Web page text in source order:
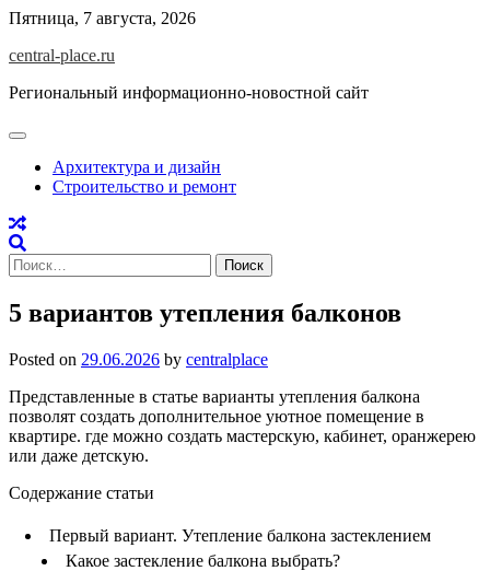
Skip
content
Пятница, 7 августа, 2026
central-place.ru
Региональный информационно-новостной сайт
Архитектура и дизайн
Строительство и ремонт
Найти:
5 вариантов утепления балконов
Posted on 29.06.2026 by centralplace
Представленные в статье варианты утепления балкона
позволят создать дополнительное уютное помещение в
квартире. где можно создать мастерскую, кабинет, оранжерею
или даже детскую.
Содержание статьи
Первый вариант. Утепление балкона застеклением
Какое застекление балкона выбрать?